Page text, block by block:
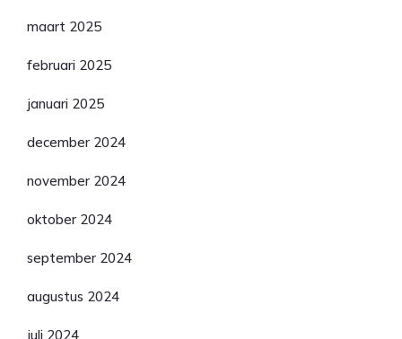
maart 2025
februari 2025
januari 2025
december 2024
november 2024
oktober 2024
september 2024
augustus 2024
juli 2024